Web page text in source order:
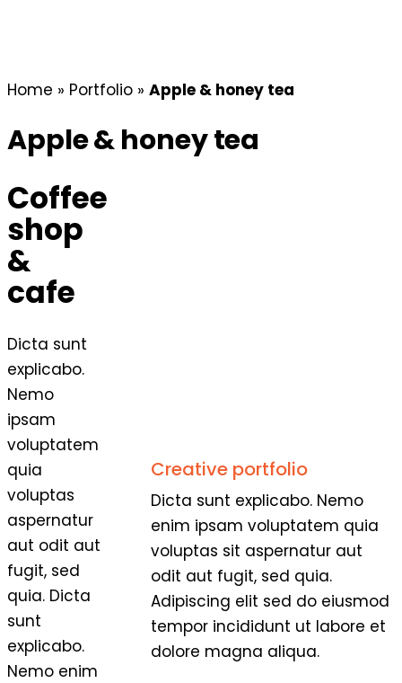
Home » Portfolio » Apple & honey tea
Apple & honey tea
Coffee
shop
&
cafe
Dicta sunt
explicabo.
Nemo
ipsam
voluptatem
quia
voluptas
aspernatur
aut odit aut
fugit, sed
quia. Dicta
sunt
explicabo.
Nemo enim
Creative portfolio
Dicta sunt explicabo. Nemo
enim ipsam voluptatem quia
voluptas sit aspernatur aut
odit aut fugit, sed quia.
Adipiscing elit sed do eiusmod
tempor incididunt ut labore et
dolore magna aliqua.